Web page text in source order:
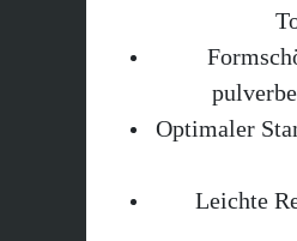
Optimaler
Leichte